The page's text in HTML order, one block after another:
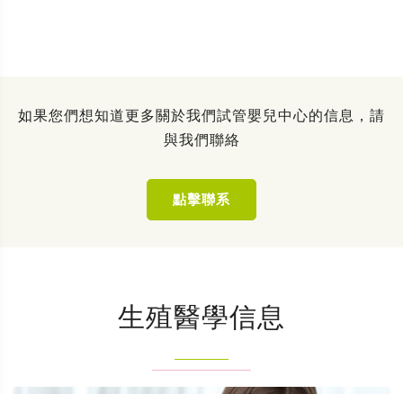
如果您們想知道更多關於我們試管嬰兒中心的信息，請
與我們聯絡
點擊聯系
生殖醫學信息